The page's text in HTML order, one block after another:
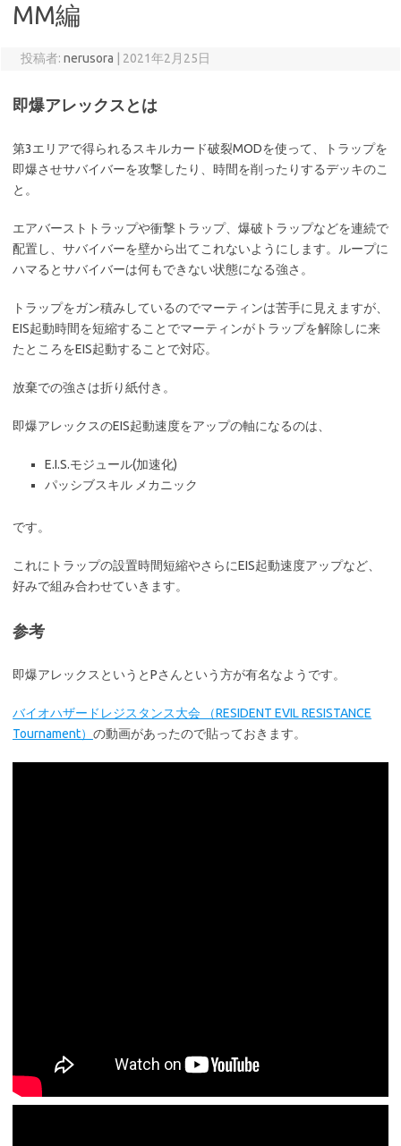
MM編
投稿者: nerusora 2021年2月25日
即爆アレックスとは
第3エリアで得られるスキルカード破裂MODを使って、トラップを
即爆させサバイバーを攻撃したり、時間を削ったりするデッキのこ
と。
エアバーストトラップや衝撃トラップ、爆破トラップなどを連続で
配置し、サバイバーを壁から出てこれないようにします。ループに
ハマるとサバイバーは何もできない状態になる強さ。
トラップをガン積みしているのでマーティンは苦手に見えますが、
EIS起動時間を短縮することでマーティンがトラップを解除しに来
たところをEIS起動することで対応。
放棄での強さは折り紙付き。
即爆アレックスのEIS起動速度をアップの軸になるのは、
E.I.S.モジュール(加速化)
パッシブスキル メカニック
です。
これにトラップの設置時間短縮やさらにEIS起動速度アップなど、
好みで組み合わせていきます。
参考
即爆アレックスというとPさんという方が有名なようです。
バイオハザードレジスタンス大会 （RESIDENT EVIL RESISTANCE
Tournament） の動画があったので貼っておきます。